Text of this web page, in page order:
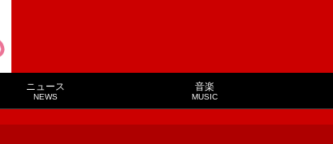
ニュース
NEWS
音楽
MUSIC